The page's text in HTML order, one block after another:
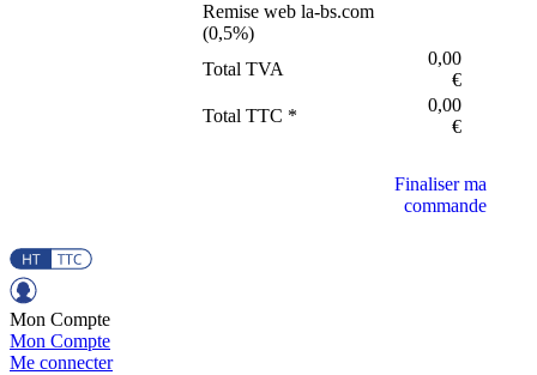
Remise web la-bs.com
(0,5%)
Total TVA
0,00
€
Total TTC *
0,00
€
Finaliser ma
commande
Mon Compte
Mon Compte
Me connecter